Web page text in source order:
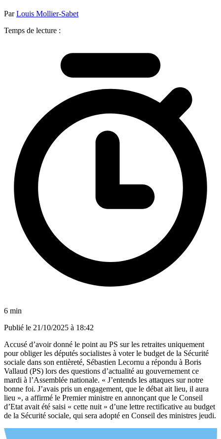
ParLouis Mollier-Sabet
Temps de lecture :
6 min
Publié le 21/10/2025 à 18:42
Accusé d’avoir donné le point au PS sur les retraites uniquement
pour obliger les députés socialistes à voter le budget de la Sécurité
sociale dans son entièreté, Sébastien Lecornu a répondu à Boris
Vallaud (PS) lors des questions d’actualité au gouvernement ce
mardi à l’Assemblée nationale. « J’entends les attaques sur notre
bonne foi. J’avais pris un engagement, que le débat ait lieu, il aura
lieu », a affirmé le Premier ministre en annonçant que le Conseil
d’Etat avait été saisi « cette nuit » d’une lettre rectificative au budget
de la Sécurité sociale, qui sera adopté en Conseil des ministres jeudi.